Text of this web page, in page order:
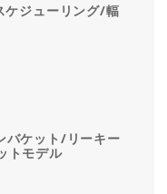
ジューリング/輻
バケット/リーキー
トモデル